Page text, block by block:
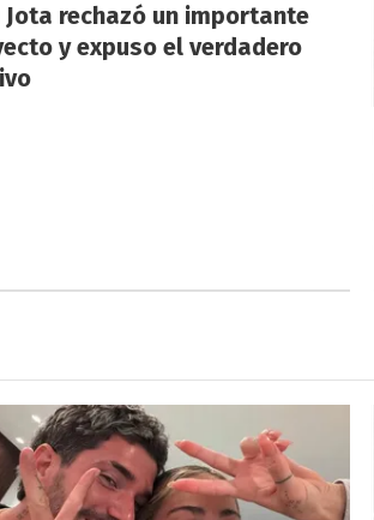
Jota rechazó un importante
y expuso el verdadero